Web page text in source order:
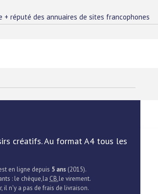
+ réputé des annuaires de sites francophones
créatifs. Au format A4 tous les
en ligne depuis 5 ans (2015).
: le chèque,la CB,le virement.
il n'y a pas de frais de livraison.